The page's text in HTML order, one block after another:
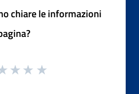
chiare le informazioni